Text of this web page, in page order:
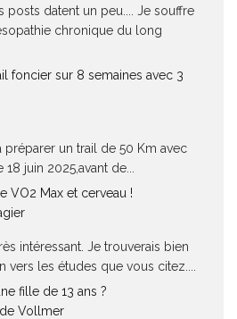
posts datent un peu.... Je souffre
chronique du long
foncier sur 8 semaines avec 3
préparer un trail de 50 Km avec
juin 2025,avant de...
VO2 Max et cerveau !
intéressant. Je trouverais bien
vers les études que vous citez....
fille de 13 ans ?
Vollmer